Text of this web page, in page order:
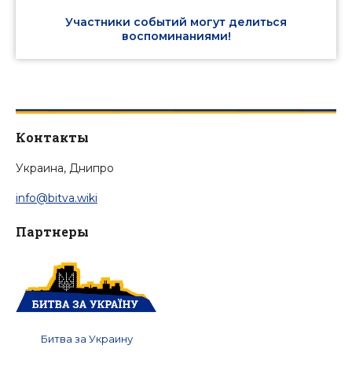
Участники событий могут делиться
воспоминаниями!
Контакты
Украина, Днипро
info@bitva.wiki
Партнеры
Битва за Украину